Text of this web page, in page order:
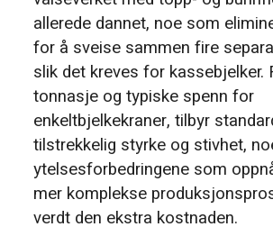
allerede dannet, noe som
for å sveise sammen fire
slik det kreves for kassebjelker.
tonnasje og typiske spenn for
enkeltbjelkekraner, tilbyr
tilstrekkelig styrke og stivhet,
ytelsesforbedringene som
mer komplekse
verdt den ekstra kostnaden.